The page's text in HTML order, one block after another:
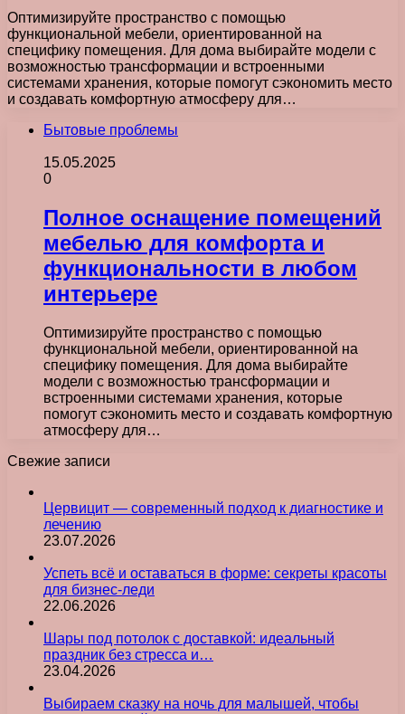
Оптимизируйте пространство с помощью
функциональной мебели, ориентированной на
специфику помещения. Для дома выбирайте модели с
возможностью трансформации и встроенными
системами хранения, которые помогут сэкономить место
и создавать комфортную атмосферу для…
Бытовые проблемы
15.05.2025
0
Полное оснащение помещений
мебелью для комфорта и
функциональности в любом
интерьере
Оптимизируйте пространство с помощью
функциональной мебели, ориентированной на
специфику помещения. Для дома выбирайте
модели с возможностью трансформации и
встроенными системами хранения, которые
помогут сэкономить место и создавать комфортную
атмосферу для…
Свежие записи
Цервицит — современный подход к диагностике и
лечению
23.07.2026
Успеть всё и оставаться в форме: секреты красоты
для бизнес-леди
22.06.2026
Шары под потолок с доставкой: идеальный
праздник без стресса и…
23.04.2026
Выбираем сказку на ночь для малышей, чтобы